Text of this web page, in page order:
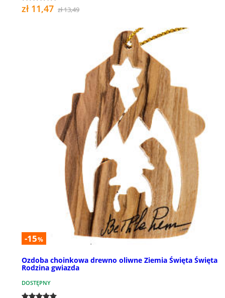
zł 11,47 zł 13,49
-15%
Ozdoba choinkowa drewno oliwne Ziemia Święta Święta
Rodzina gwiazda
DOSTĘPNY